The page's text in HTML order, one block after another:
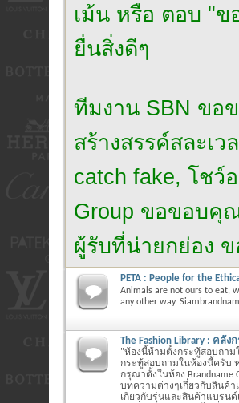
เม้น หรือ ตอบ "ข
ยื่นสิ่งดีๆ
ทีมงาน SBN ขอ
สร้างสรรค์สละเ
catch fake, โชว์
Group ขอขอบคุ
ผู้รับที่น่ายกย่อง
PETA : People for the
Animals are not ours to eat,
any other way.
The Fashion Library : ค
"ห้องนี้ห้ามตั้งกระทู้สอบถาม
กระทู้สอบถามในห้องนี้ครับ
กรุณาตั้งในห้อง
บทความต่างๆเกี่ยวกับสินค้
เกี่ยวกับรุ่นและสินค้าแบรน